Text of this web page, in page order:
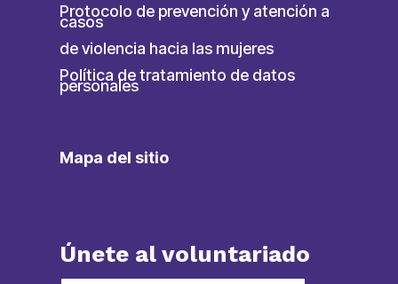
Protocolo de prevención y atención a
casos
de violencia hacia las mujeres
Política de tratamiento de datos
personales
Mapa del sitio
Únete al voluntariado